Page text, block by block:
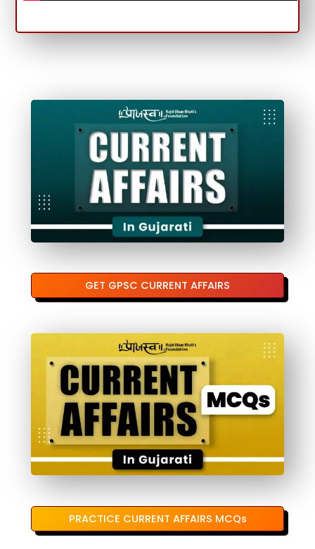
GET GPSC CURRENT AFFAIRS
PRACTICE CURRENT AFFAIRS MCQs